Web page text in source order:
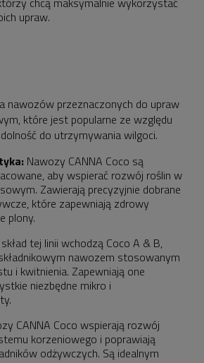
upraw.
nawozów przeznaczonych do upraw
które jest popularne ze względu
do utrzymywania wilgoci.
Nawozy CANNA Coco są
aby wspierać rozwój roślin w
Zawierają precyzyjnie dobrane
które zapewniają zdrowy
plony.
tej linii wchodzą Coco A & B,
nawozem stosowanym
i kwitnienia. Zapewniają one
niezbędne mikro i
CANNA Coco wspierają rozwój
korzeniowego i poprawiają
odżywczych. Są idealnym